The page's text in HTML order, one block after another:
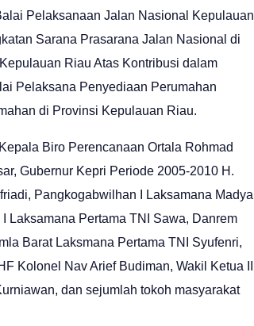
Pelaksanaan Jalan Nasional Kepulauan
Sarana Prasarana Jalan Nasional di
Riau Atas Kontribusi dalam
Pelaksana Penyediaan Perumahan
di Provinsi Kepulauan Riau.
Biro Perencanaan Ortala Rohmad
Gubernur Kepri Periode 2005-2010 H.
Pangkogabwilhan I Laksamana Madya
Laksamana Pertama TNI Sawa, Danrem
Barat Laksmana Pertama TNI Syufenri,
Kolonel Nav Arief Budiman, Wakil Ketua II
dan sejumlah tokoh masyarakat